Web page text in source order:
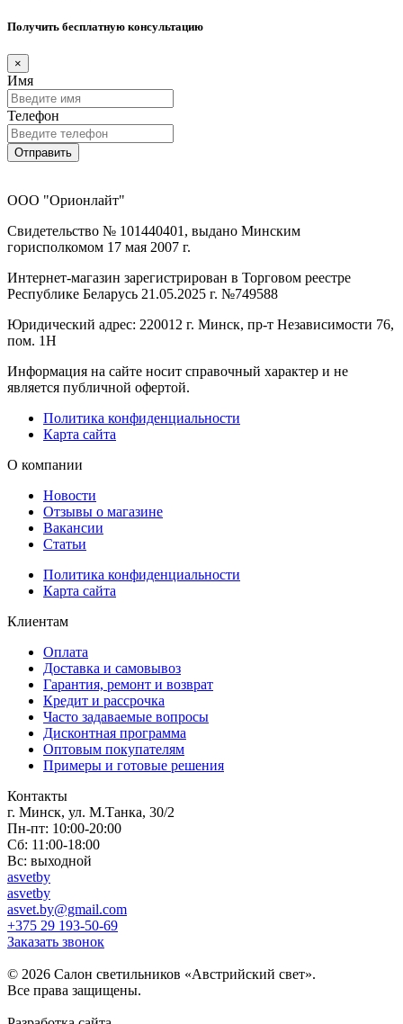
Получить бесплатную консультацию
×
Имя
Телефон
Отправить
ООО "Орионлайт"
Свидетельство № 101440401, выдано Минским
горисполкомом 17 мая 2007 г.
Интернет-магазин зарегистрирован в Торговом реестре
Республике Беларусь 21.05.2025 г. №749588
Юридический адрес: 220012 г. Минск, пр-т Независимости 76,
пом. 1Н
Информация на сайте носит справочный характер и не
является публичной офертой.
Политика конфиденциальности
Карта сайта
О компании
Новости
Отзывы о магазине
Вакансии
Статьи
Политика конфиденциальности
Карта сайта
Клиентам
Оплата
Доставка и самовывоз
Гарантия, ремонт и возврат
Кредит и рассрочка
Часто задаваемые вопросы
Дисконтная программа
Оптовым покупателям
Примеры и готовые решения
Контакты
г. Минск, ул. М.Танка, 30/2
Пн-пт: 10:00-20:00
Сб: 11:00-18:00
Вс: выходной
asvetby
asvetby
asvet.by@gmail.com
+375 29 193-50-69
Заказать звонок
© 2026 Салон светильников «Австрийский свет».
Все права защищены.